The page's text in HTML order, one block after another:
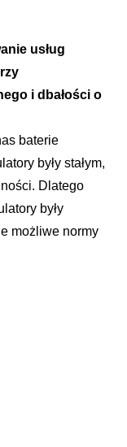
usług
i dbałości o
baterie
były stałym,
Dlatego
były
możliwe normy